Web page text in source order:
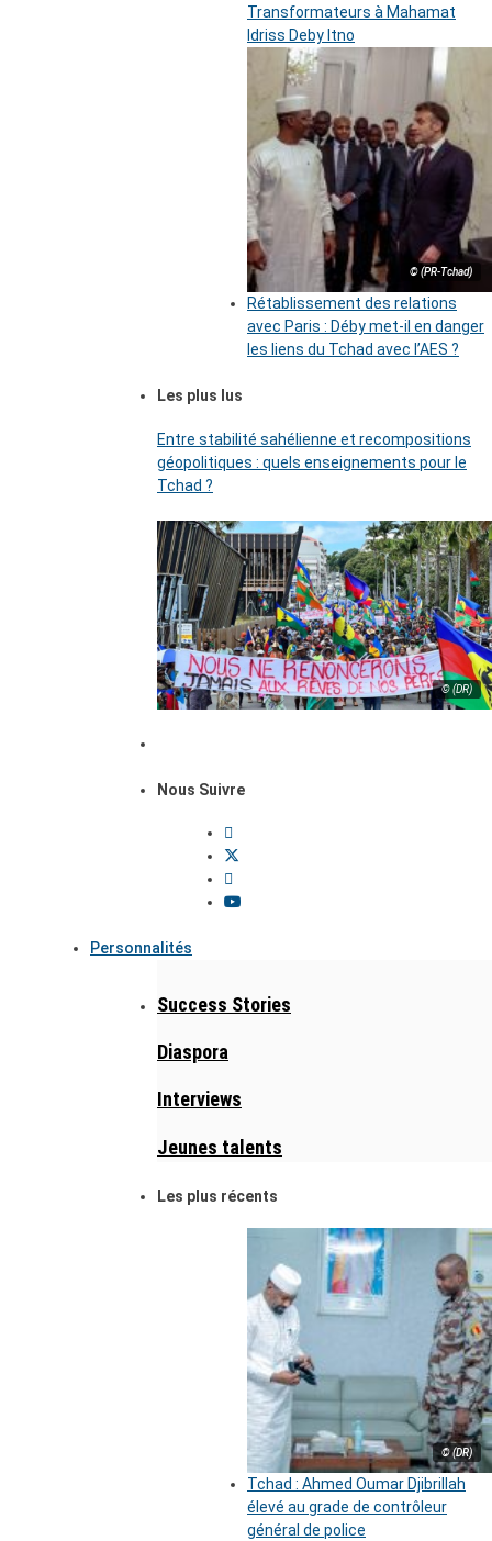
Transformateurs à Mahamat
Idriss Deby Itno
© (PR-Tchad)
Rétablissement des relations
avec Paris : Déby met-il en danger
les liens du Tchad avec l’AES ?
Les plus lus
Entre stabilité sahélienne et recompositions
géopolitiques : quels enseignements pour le
Tchad ?
© (DR)
Nous Suivre
Personnalités
Success Stories
Diaspora
Interviews
Jeunes talents
Les plus récents
© (DR)
Tchad : Ahmed Oumar Djibrillah
élevé au grade de contrôleur
général de police